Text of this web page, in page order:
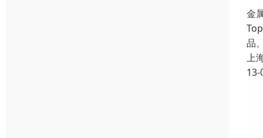
金
品
上
13-